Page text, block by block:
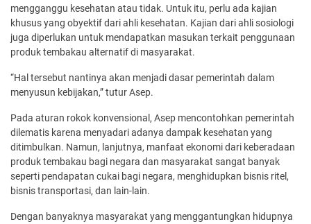
mengganggu kesehatan atau tidak. Untuk itu, perlu ada kajian
khusus yang obyektif dari ahli kesehatan. Kajian dari ahli sosiologi
juga diperlukan untuk mendapatkan masukan terkait penggunaan
produk tembakau alternatif di masyarakat.
“Hal tersebut nantinya akan menjadi dasar pemerintah dalam
menyusun kebijakan,” tutur Asep.
Pada aturan rokok konvensional, Asep mencontohkan pemerintah
dilematis karena menyadari adanya dampak kesehatan yang
ditimbulkan. Namun, lanjutnya, manfaat ekonomi dari keberadaan
produk tembakau bagi negara dan masyarakat sangat banyak
seperti pendapatan cukai bagi negara, menghidupkan bisnis ritel,
bisnis transportasi, dan lain-lain.
Dengan banyaknya masyarakat yang menggantungkan hidupnya